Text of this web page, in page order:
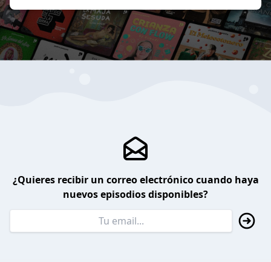
¿Quieres recibir un correo electrónico cuando haya
nuevos episodios disponibles?